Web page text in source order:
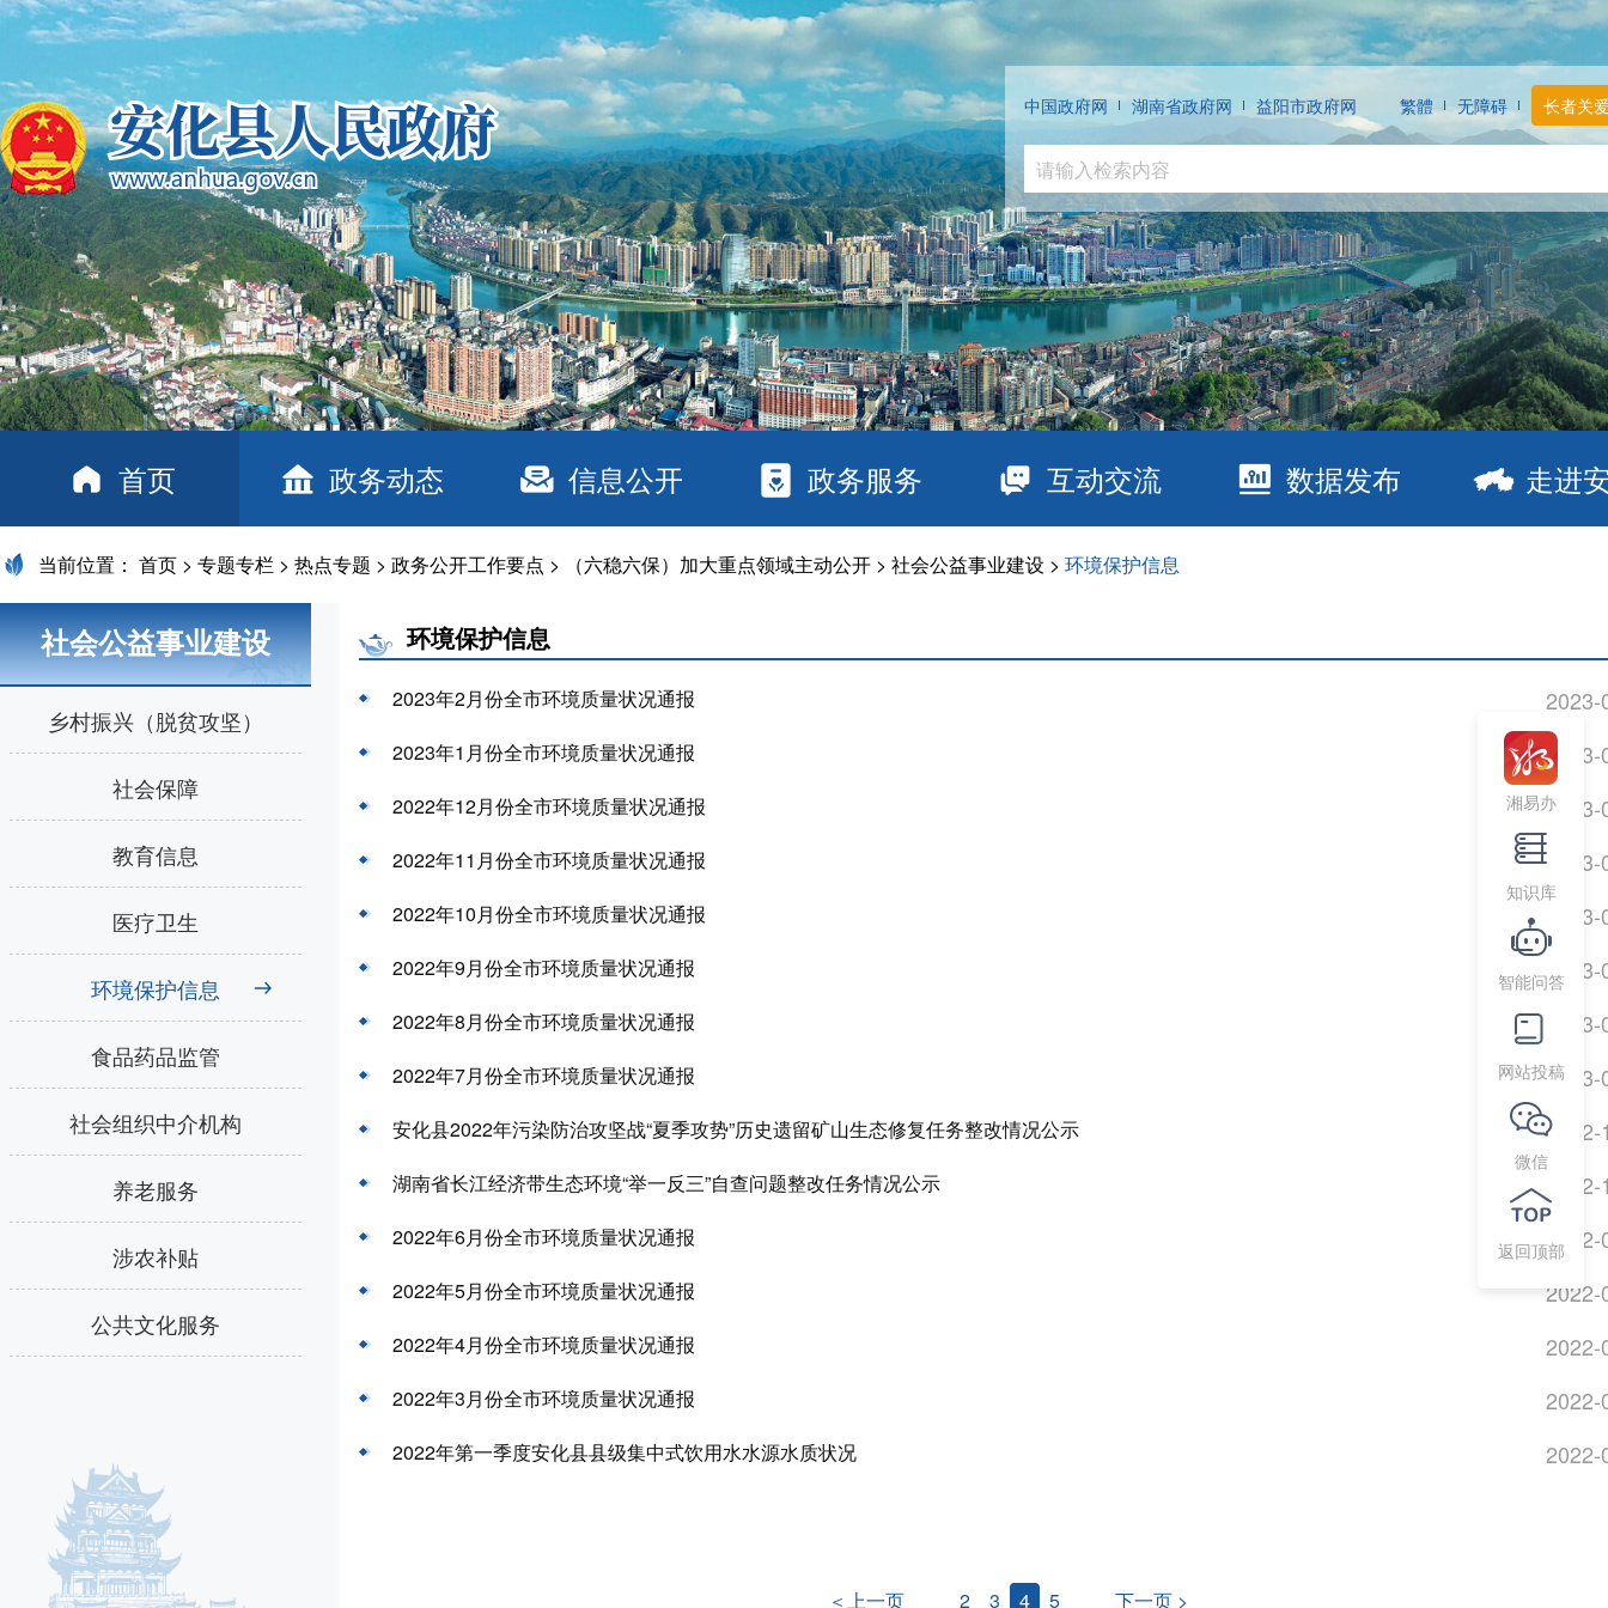
中国政府网 湖南省政府网 益阳市政府网 繁體 无障碍 长者关
首页 政务动态 信息公开 政务服务 互动交流 数据发布 走进
当前位置： 首页 > 专题专栏 > 热点专题 > 政务公开工作要点 > （六稳六保）加大重点领域主动公开 > 社会公益事业建设 > 环境保护信息
社会公益事业建设
乡村振兴（脱贫攻坚）
社会保障
教育信息
医疗卫生
环境保护信息
食品药品监管
社会组织中介机构
养老服务
涉农补贴
公共文化服务
环境保护信息
2023年2月份全市环境质量状况通报 2023-
2023年1月份全市环境质量状况通报 2023-
2022年12月份全市环境质量状况通报 2023-
2022年11月份全市环境质量状况通报 2023-
2022年10月份全市环境质量状况通报
2022年9月份全市环境质量状况通报 2023-
2022年8月份全市环境质量状况通报
2022年7月份全市环境质量状况通报 2023-
安化县2022年污染防治攻坚战“夏季攻势”历史遗留矿山生态修复任务整改情况公示 2022-
湖南省长江经济带生态环境“举一反三”自查问题整改任务情况公示
2022年6月份全市环境质量状况通报 2022-
2022年5月份全市环境质量状况通报 2022-
2022年4月份全市环境质量状况通报 2022-
2022年3月份全市环境质量状况通报 2022-
2022年第一季度安化县县级集中式饮用水水源水质状况 2022-
＜上一页 2 3 4 5 下一页 >
湘易办
知识库
智能问答
网站投稿
微信
返回顶部